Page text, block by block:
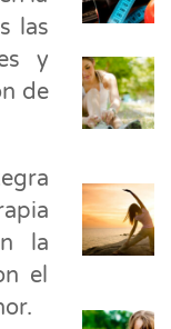
las
y
de
la
el